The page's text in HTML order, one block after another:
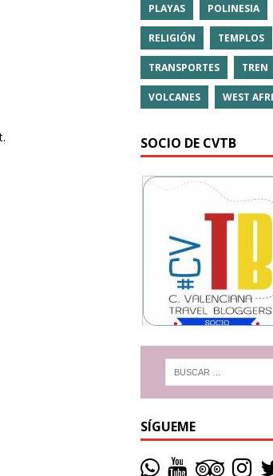
PLAYAS POLINESIA
RELIGIÓN TEMPLOS
TRANSPORTES TREN
VOLCANES WEST
SOCIO DE CVTB
SÍGUEME